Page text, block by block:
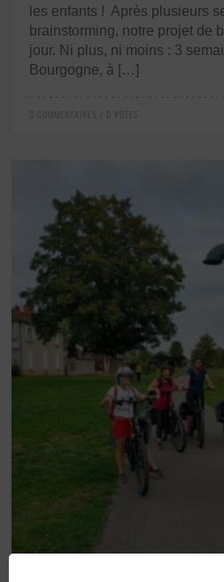
les enfants ! Après plusieurs
brainstorming, notre projet de
jour. Ni plus, ni moins : 3
Bourgogne, à […]
0 COMMENTAIRES / 0 VOTES